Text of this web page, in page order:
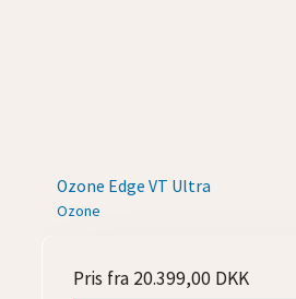
Ozone Edge VT Ultra
Ozone
Pris fra 20.399,00 DKK